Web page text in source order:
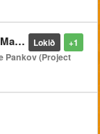
+1
Lokið
Pankov (Project